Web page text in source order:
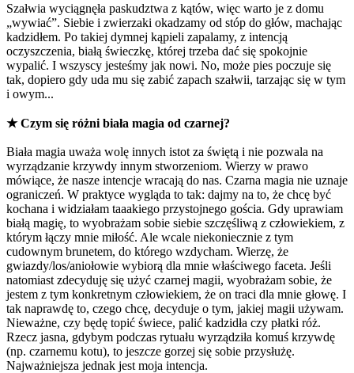
Szałwia wyciągnęła paskudztwa z kątów, więc warto je z domu
„wywiać”. Siebie i zwierzaki okadzamy od stóp do głów, machając
kadzidłem. Po takiej dymnej kąpieli zapalamy, z intencją
oczyszczenia, białą świeczkę, której trzeba dać się spokojnie
wypalić. I wszyscy jesteśmy jak nowi. No, może pies poczuje się
tak, dopiero gdy uda mu się zabić zapach szałwii, tarzając się w tym
i owym...
★Czym się różni biała magia od czarnej?
Biała magia uważa wolę innych istot za świętą i nie pozwala na
wyrządzanie krzywdy innym stworzeniom. Wierzy w prawo
mówiące, że nasze intencje wracają do nas. Czarna magia nie uznaje
ograniczeń. W praktyce wygląda to tak: dajmy na to, że chcę być
kochana i widziałam taaakiego przystojnego gościa. Gdy uprawiam
białą magię, to wyobrażam sobie siebie szczęśliwą z człowiekiem, z
którym łączy mnie miłość. Ale wcale niekoniecznie z tym
cudownym brunetem, do którego wzdycham. Wierzę, że
gwiazdy/los/aniołowie wybiorą dla mnie właściwego faceta. Jeśli
natomiast zdecyduję się użyć czarnej magii, wyobrażam sobie, że
jestem z tym konkretnym człowiekiem, że on traci dla mnie głowę. I
tak naprawdę to, czego chcę, decyduje o tym, jakiej magii używam.
Nieważne, czy będę topić świece, palić kadzidła czy płatki róż.
Rzecz jasna, gdybym podczas rytuału wyrządziła komuś krzywdę
(np. czarnemu kotu), to jeszcze gorzej się sobie przysłużę.
Najważniejsza jednak jest moja intencja.